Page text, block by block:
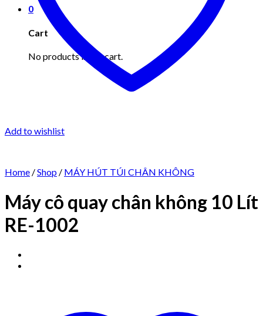
0
Cart
No products in the cart.
Add to wishlist
Home /Shop / MÁY HÚT TÚI CHÂN KHÔNG
Máy cô quay chân không 10 Lít
RE-1002